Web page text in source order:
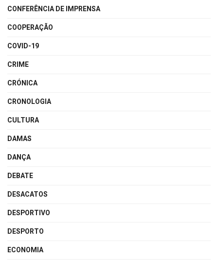
CONFERÊNCIA DE IMPRENSA
COOPERAÇÃO
COVID-19
CRIME
CRÓNICA
CRONOLOGIA
CULTURA
DAMAS
DANÇA
DEBATE
DESACATOS
DESPORTIVO
DESPORTO
ECONOMIA